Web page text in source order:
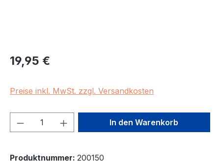
Regulärer Preis:
19,95 €
Preise inkl. MwSt. zzgl. Versandkosten
Produkt Anzahl: Gib denIn den Warenkorb
Produktnummer: 200150